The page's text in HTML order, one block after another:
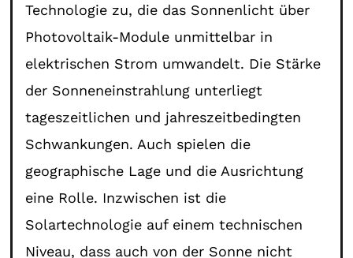
Technologie zu, die das Sonnenlicht über
Photovoltaik-Module unmittelbar in
elektrischen Strom umwandelt. Die Stärke
der Sonneneinstrahlung unterliegt
tageszeitlichen und jahreszeitbedingten
Schwankungen. Auch spielen die
geographische Lage und die Ausrichtung
eine Rolle. Inzwischen ist die
Solartechnologie auf einem technischen
Niveau, dass auch von der Sonne nicht